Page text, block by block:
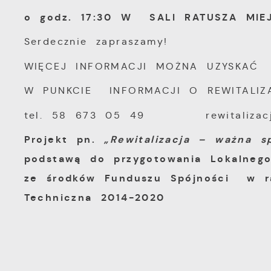
o godz. 17:30 W SALI RATUSZA
Serdecznie zapraszamy!
WIĘCEJ INFORMACJI MOŻNA UZYSKAĆ
W PUNKCIE INFORMACJI O
tel. 58 673 05 49
Projekt pn.„Rewitalizacja – ważna
podstawą do przygotowania
ze środków Funduszu Spójności w
Techniczna 2014-2020